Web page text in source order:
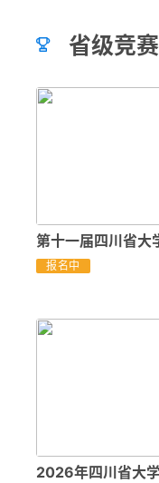
 省级竞赛
报名中